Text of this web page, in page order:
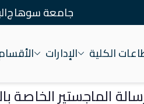
جامعة سوهاج
الكلية الإدارات
الماجستير